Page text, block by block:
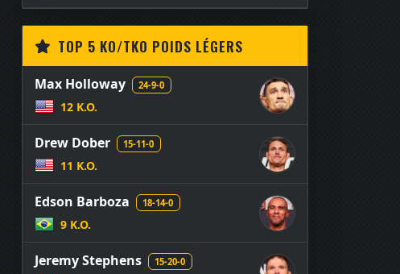
TOP 5 KO/TKO POIDS LÉGERS
Max Holloway 24-9-0
12 K.O.
Drew Dober 15-11-0
11 K.O.
Edson Barboza 18-14-0
9 K.O.
Jeremy Stephens 15-20-0